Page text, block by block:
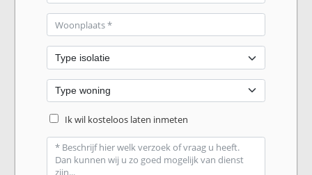
Ik wil kosteloos laten inmeten